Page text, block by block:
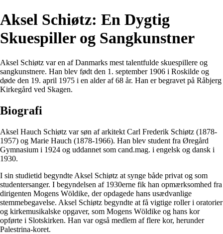
Aksel Schiøtz: En Dygtig
Skuespiller og Sangkunstner
Aksel Schiøtz var en af Danmarks mest talentfulde skuespillere og
sangkunstnere. Han blev født den 1. september 1906 i Roskilde og
døde den 19. april 1975 i en alder af 68 år. Han er begravet på Råbjerg
Kirkegård ved Skagen.
Biografi
Aksel Hauch Schiøtz var søn af arkitekt Carl Frederik Schiøtz (1878-
1957) og Marie Hauch (1878-1966). Han blev student fra Øregård
Gymnasium i 1924 og uddannet som cand.mag. i engelsk og dansk i
1930.
I sin studietid begyndte Aksel Schiøtz at synge både privat og som
studentersanger. I begyndelsen af 1930erne fik han opmærksomhed fra
dirigenten Mogens Wöldike, der opdagede hans usædvanlige
stemmebegavelse. Aksel Schiøtz begyndte at få vigtige roller i oratorier
og kirkemusikalske opgaver, som Mogens Wöldike og hans kor
opførte i Slotskirken. Han var også medlem af flere kor, herunder
Palestrina-koret.